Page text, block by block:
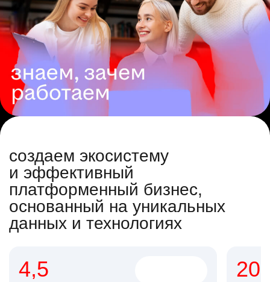
создаем экосистему
и эффективный
платформенный бизнес,
основанный на уникальных
данных и технологиях
4,5